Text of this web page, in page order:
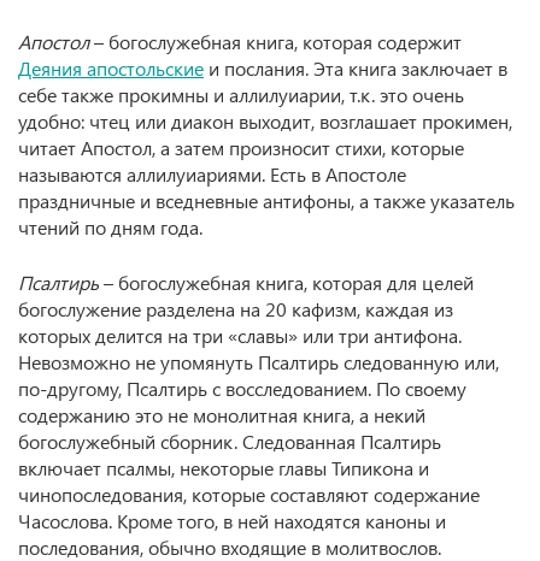
Апостол– богослужебная книга, которая содержит
Деяния апостольские и послания. Эта книга заключает в
себе также прокимны и аллилуиарии, т.к. это очень
удобно: чтец или диакон выходит, возглашает прокимен,
читает Апостол, а затем произносит стихи, которые
называются аллилуиариями. Есть в Апостоле
праздничные и вседневные антифоны, а также указатель
чтений по дням года.
Псалтирь– богослужебная книга, которая для целей
богослужение разделена на 20 кафизм, каждая из
которых делится на три «славы» или три антифона.
Невозможно не упомянуть Псалтирь следованную или,
по-другому, Псалтирь с восследованием. По своему
содержанию это не монолитная книга, а некий
богослужебный сборник. Следованная Псалтирь
включает псалмы, некоторые главы Типикона и
чинопоследования, которые составляют содержание
Часослова. Кроме того, в ней находятся каноны и
последования, обычно входящие в молитвослов.